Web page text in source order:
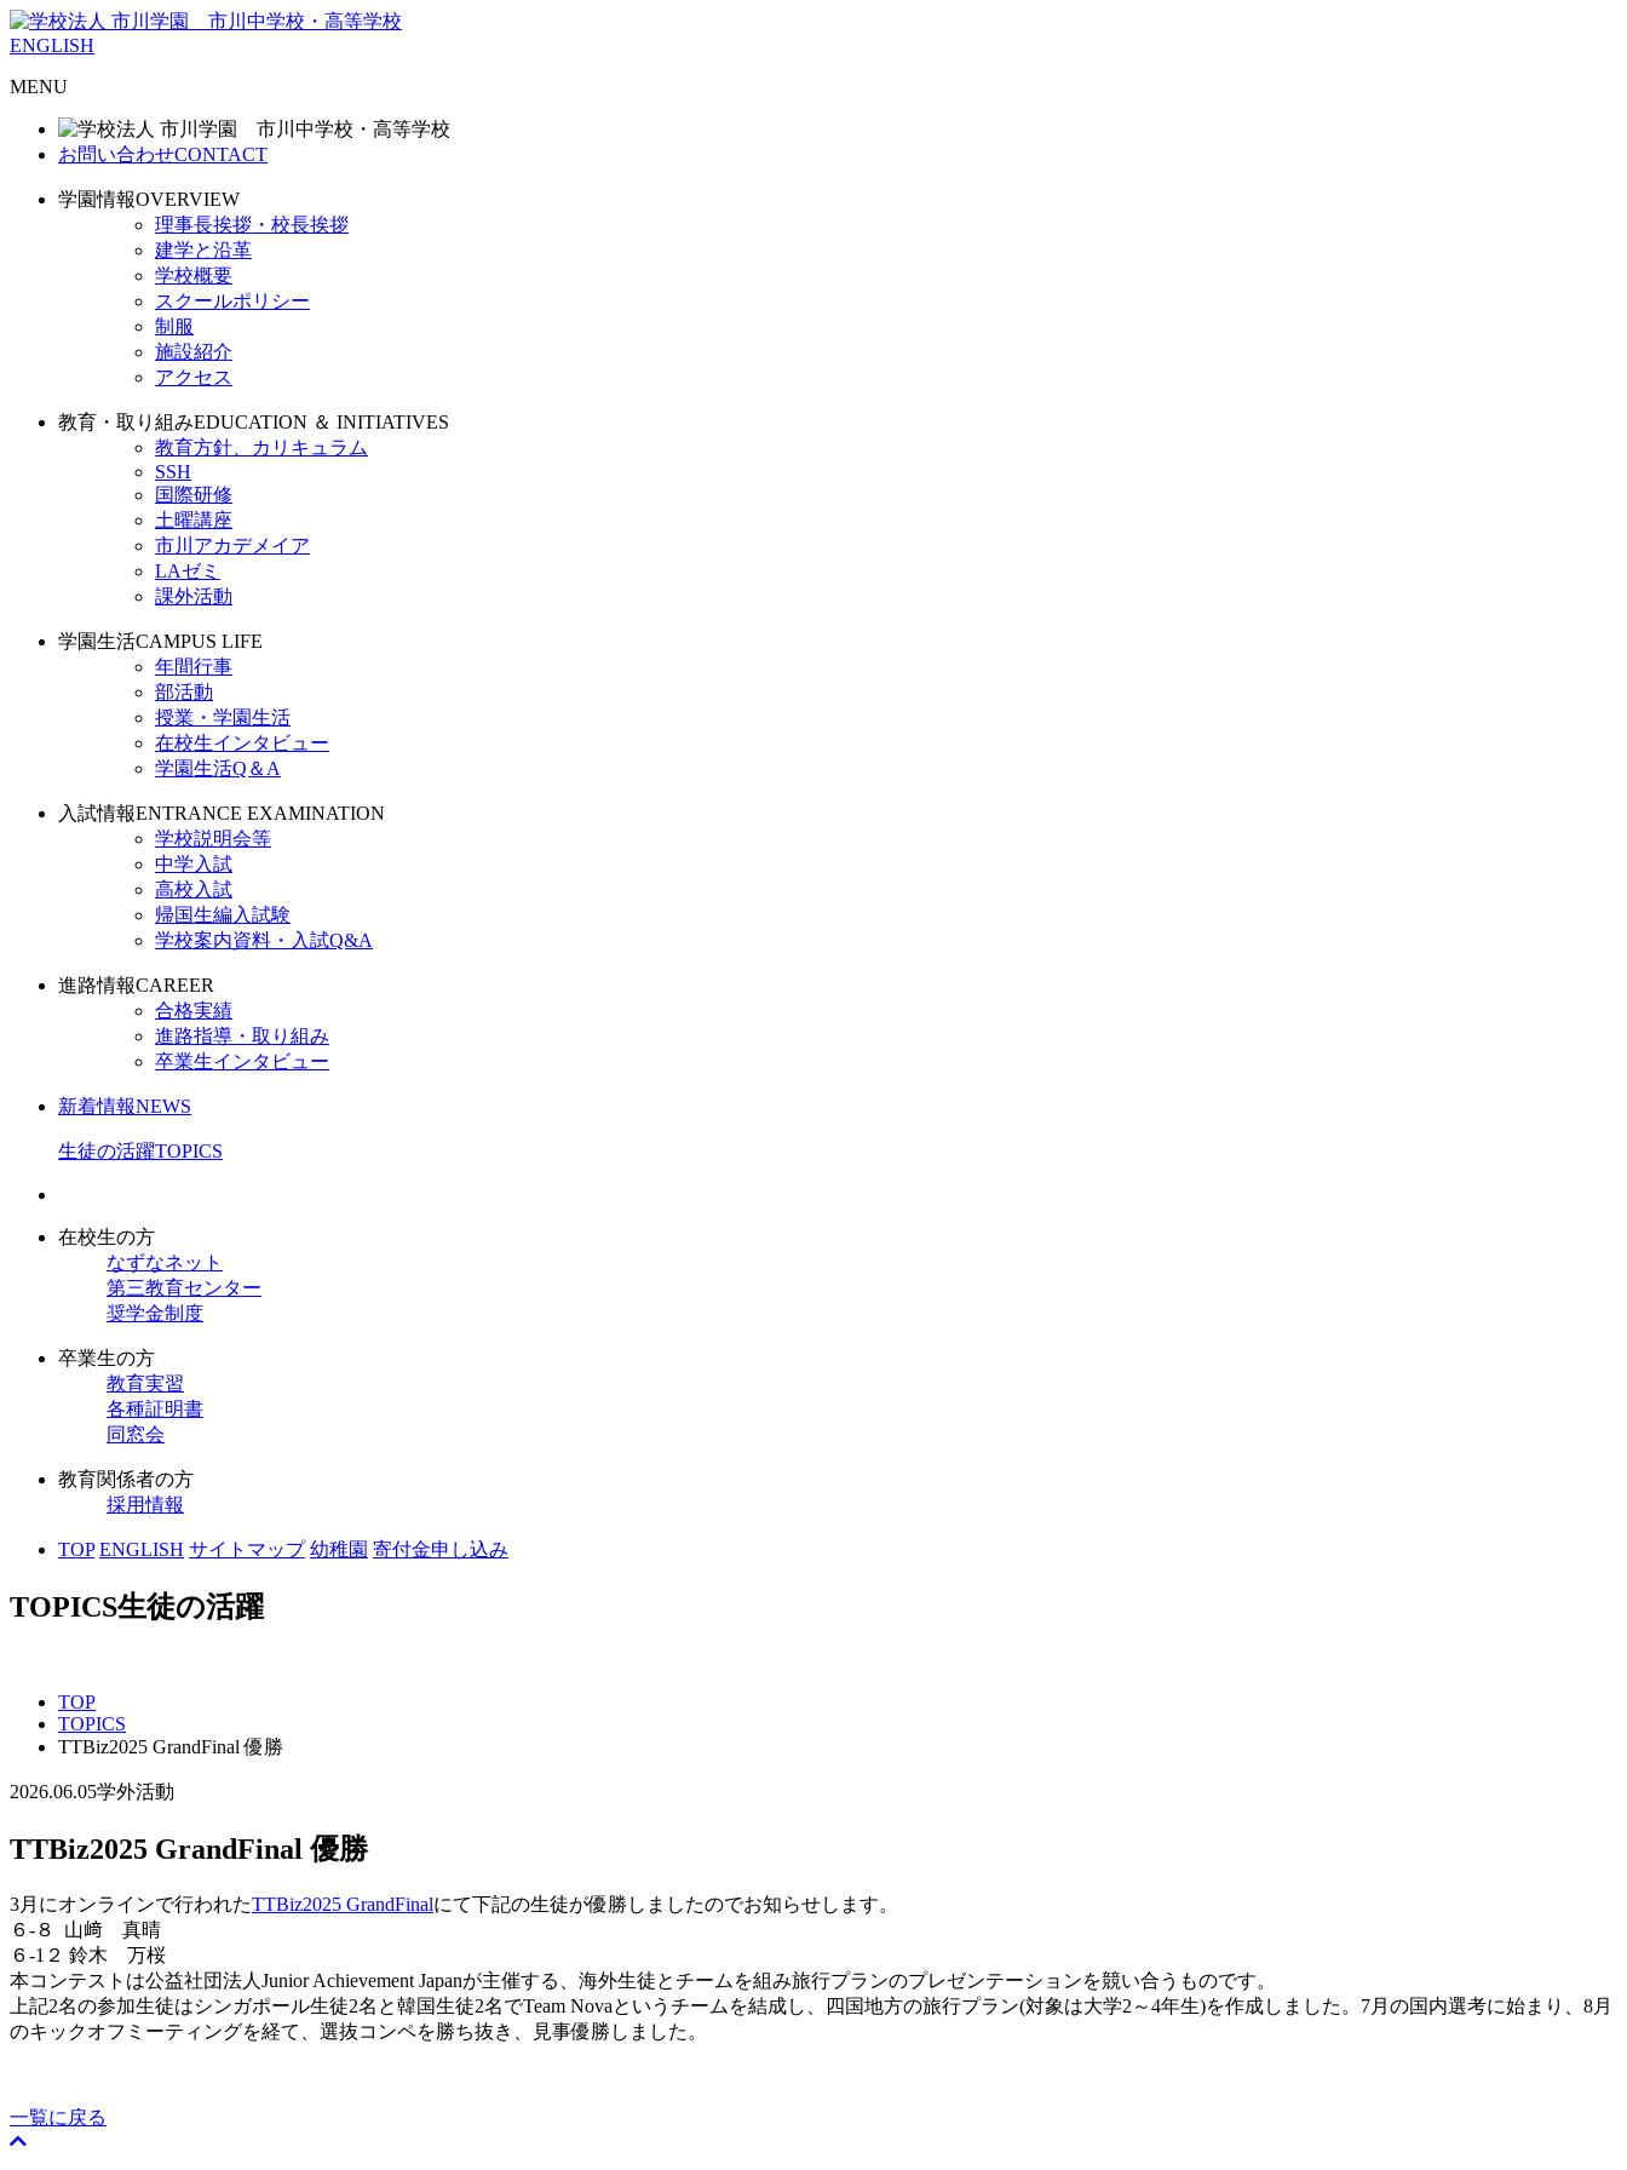
ENGLISH
MENU
お問い合わせCONTACT
学園情報OVERVIEW
理事長挨拶・校長挨拶
建学と沿革
学校概要
スクールポリシー
制服
施設紹介
アクセス
教育・取り組みEDUCATION ＆ INITIATIVES
教育方針、カリキュラム
SSH
国際研修
土曜講座
市川アカデメイア
LAゼミ
課外活動
学園生活CAMPUS LIFE
年間行事
部活動
授業・学園生活
在校生インタビュー
学園生活Q＆A
入試情報ENTRANCE EXAMINATION
学校説明会等
中学入試
高校入試
帰国生編入試験
学校案内資料・入試Q&A
進路情報CAREER
合格実績
進路指導・取り組み
卒業生インタビュー
新着情報NEWS
生徒の活躍TOPICS
在校生の方
なずなネット
第三教育センター
奨学金制度
卒業生の方
教育実習
各種証明書
同窓会
教育関係者の方
採用情報
TOP ENGLISH サイトマップ 幼稚園 寄付金申し込み
TOPICS生徒の活躍
TOP
TOPICS
TTBiz2025 GrandFinal 優勝
2026.06.05学外活動
TTBiz2025 GrandFinal 優勝
3月にオンラインで行われたTTBiz2025 GrandFinalにて下記の生徒が優勝しましたのでお知らせします。
６-８ 山﨑 真晴
６-1２ 鈴木 万桜
本コンテストは公益社団法人Junior Achievement Japanが主催する、海外生徒とチームを組み旅行プランのプレゼンテーションを競い合うものです。
上記2名の参加生徒はシンガポール生徒2名と韓国生徒2名でTeam Novaというチームを結成し、四国地方の旅行プラン(対象は大学2～4年生)を作成しました。7月の国内選考に始まり、8月
のキックオフミーティングを経て、選抜コンペを勝ち抜き、見事優勝しました。
一覧に戻る